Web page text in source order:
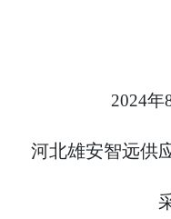
2024年
河北雄安智远供